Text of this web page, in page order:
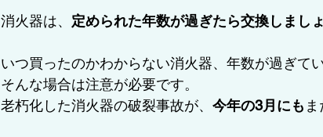
消火器は、 定められた年数が過ぎたら交換しまし
いつ買ったのかわからない消火器、年数が過ぎて
そんな場合は注意が必要です。
老朽化した消火器の破裂事故が、 今年の3月にも